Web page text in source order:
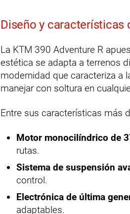
Diseño y características
La KTM 390 Adventure R
estética se adapta a terrenos
modernidad que caracteriza a
manejar con soltura en
Entre sus características más
Motor monocilíndrico de
rutas.
Sistema de suspensión
control.
Electrónica de última
adaptables.